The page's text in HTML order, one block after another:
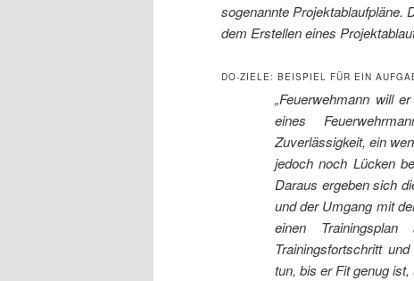
sogenannte Projektablaufpläne.
dem Erstellen eines
DO-ZIELE: BEISPIEL FÜR EIN
„Feuerwehmann will
eines
Zuverlässigkeit, ein
jedoch noch Lücken
Daraus ergeben sich
und der Umgang mit
einen
Trainingsfortschritt
tun, bis er Fit genug